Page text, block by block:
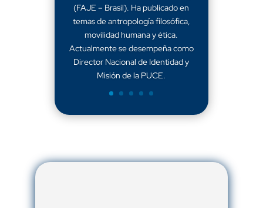
(FAJE – Brasil). Ha publicado en
temas de antropología filosófica,
movilidad humana y ética.
Actualmente se desempeña como
Director Nacional de Identidad y
Misión de la PUCE.